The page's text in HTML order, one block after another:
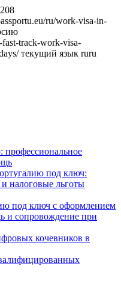
ru/work-visa-in-
fast-track-work-visa-
текущий язык ruru
под ключ:
налоговые льготы
под ключ с оформлением
сопровождение при
кочевников в